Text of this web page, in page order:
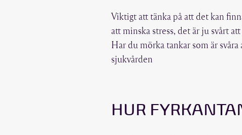
Viktigt att tänka på att det kan
att minska stress, det är ju svårt
Har du mörka tankar som är
sjukvården
HUR